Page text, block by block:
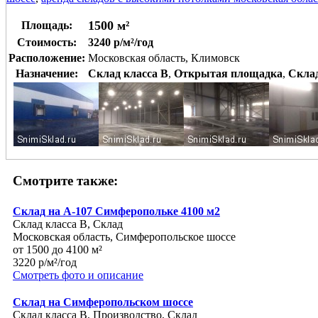
Площадь: 1500 м²
Стоимость:
3240 р/м²/год
Расположение: Московская область, Климовск
Назначение:
Склад класса B, Открытая площадка,
Смотрите также:
Склад на А-107 Симферопольке 4100 м2
Склад класса B, Склад
Московская область, Симферопольское шоссе
от 1500 до 4100 м²
3220 р/м²/год
Смотреть фото и описание
Склад на Симферопольском шоссе
Склад класса B, Производство, Склад